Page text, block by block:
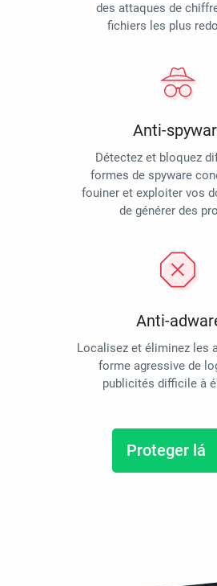
des attaques de
fichiers les plus
Anti-
Détectez et bloquez
formes de spyware
fouiner et exploiter vos
de générer des
Anti-
Localisez et éliminez les
forme agressive de
publicités difficile à
Proteger lá